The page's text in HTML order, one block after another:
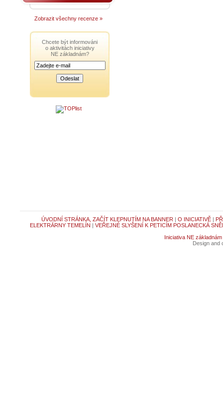
Zobrazit všechny recenze »
Chcete být informováni
o aktivitách iniciativy
NE základnám?
ÚVODNÍ STRÁNKA, ZAČÍT KLEPNUTÍM NA BANNER | O INICIATIVĚ|
ELEKTRÁRNY TEMELÍN | VEŘEJNÉ SLYŠENÍ K PETICÍM POSLANECKÁ
Iniciativa NE základnám
Design and